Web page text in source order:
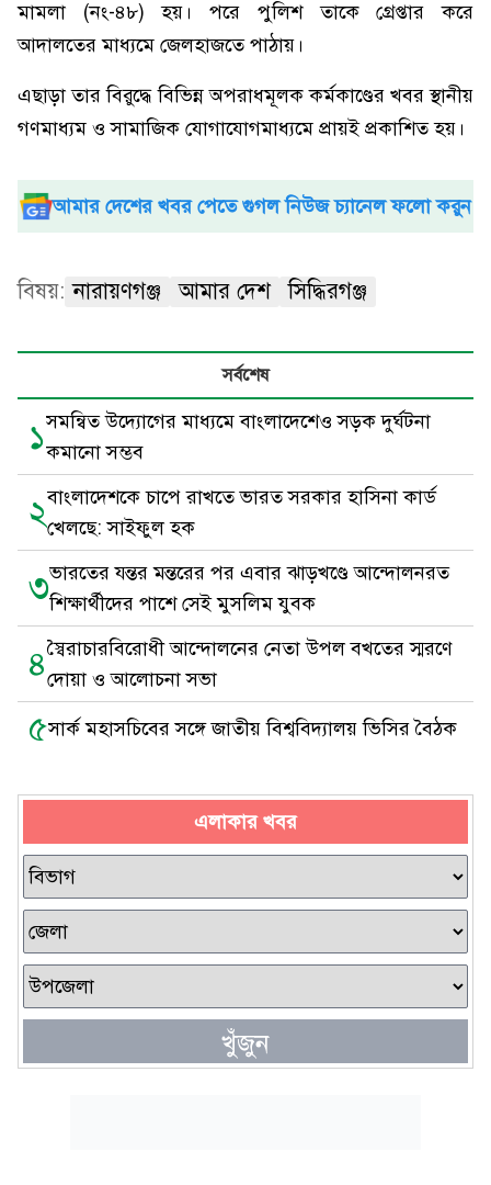
মামলা (নং-৪৮) হয়। পরে পুলিশ তাকে গ্রেপ্তার করে
আদালতের মাধ্যমে জেলহাজতে পাঠায়।
এছাড়া তার বিরুদ্ধে বিভিন্ন অপরাধমূলক কর্মকাণ্ডের খবর স্থানীয়
গণমাধ্যম ও সামাজিক যোগাযোগমাধ্যমে প্রায়ই প্রকাশিত হয়।
আমার দেশের খবর পেতে গুগল নিউজ চ্যানেল ফলো করুন
বিষয়: নারায়ণগঞ্জ আমার দেশ সিদ্ধিরগঞ্জ
সর্বশেষ
১সমন্বিত উদ্যোগের মাধ্যমে বাংলাদেশেও সড়ক দুর্ঘটনা
কমানো সম্ভব
২বাংলাদেশকে চাপে রাখতে ভারত সরকার হাসিনা কার্ড
খেলছে: সাইফুল হক
৩ভারতের যন্তর মন্তরের পর এবার ঝাড়খণ্ডে আন্দোলনরত
শিক্ষার্থীদের পাশে সেই মুসলিম যুবক
৪স্বৈরাচারবিরোধী আন্দোলনের নেতা উপল বখতের স্মরণে
দোয়া ও আলোচনা সভা
৫সার্ক মহাসচিবের সঙ্গে জাতীয় বিশ্ববিদ্যালয় ভিসির বৈঠক
এলাকার খবর
খুঁজুন